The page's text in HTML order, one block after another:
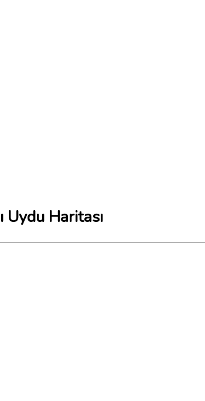
Uydu Haritası